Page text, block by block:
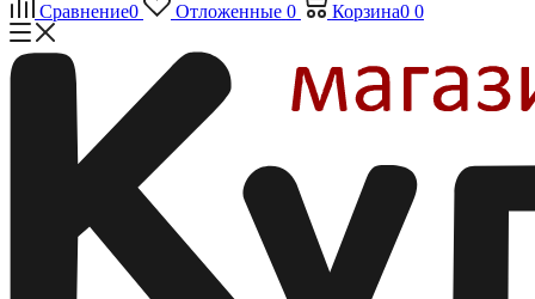
Сравнение0 Отложенные 0 Корзина0 0